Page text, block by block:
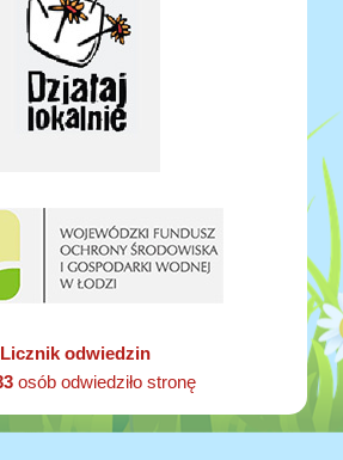
Licznik odwiedzin
osób odwiedziło stronę